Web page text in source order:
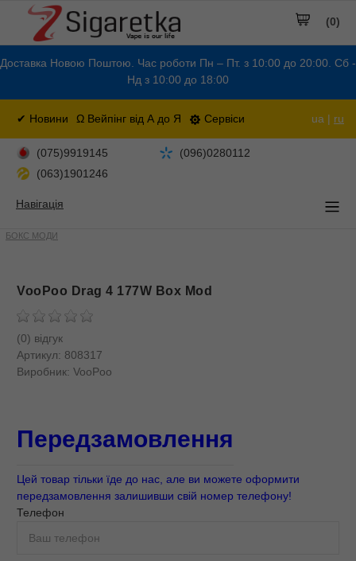
Доставка Новою Поштою. Час роботи Пн – Пт. з 10:00 до 20:00. Сб -
Нд з 10:00 до 18:00
✔ Новини Ω Вейпінг від А до Я Сервіси ua | ru
(0)
(075)9919145
(096)0280112
(063)1901246
Навігація
БОКС МОДИ
VooPoo Drag 4 177W Box Mod
(0) відгук
Артикул: 808317
Виробник: VooPoo
Передзамовлення
Цей товар тільки їде до нас, але ви можете оформити
передзамовлення залишивши свій номер телефону!
Телефон